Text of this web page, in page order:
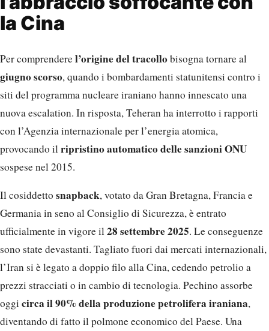
la Cina
Per comprenderel’origine del tracollobisogna tornare al
giugno scorso, quando i bombardamenti statunitensi contro i
siti del programma nucleare iraniano hanno innescato una
nuova escalation. In risposta, Teheran ha interrotto i rapporti
con l’Agenzia internazionale per l’energia atomica,
provocando ilripristino automatico delle sanzioni ONU
sospese nel 2015.
Il cosiddetto snapback, votato da Gran Bretagna, Francia e
Germania in seno al Consiglio di Sicurezza, è entrato
ufficialmente in vigore il28 settembre 2025. Le conseguenze
sono state devastanti. Tagliato fuori dai mercati internazionali,
l’Iran si è legato a doppio filo alla Cina, cedendo petrolio a
prezzi stracciati o in cambio di tecnologia. Pechino assorbe
oggi circa il 90% della produzione petrolifera iraniana,
diventando di fatto il polmone economico del Paese. Una